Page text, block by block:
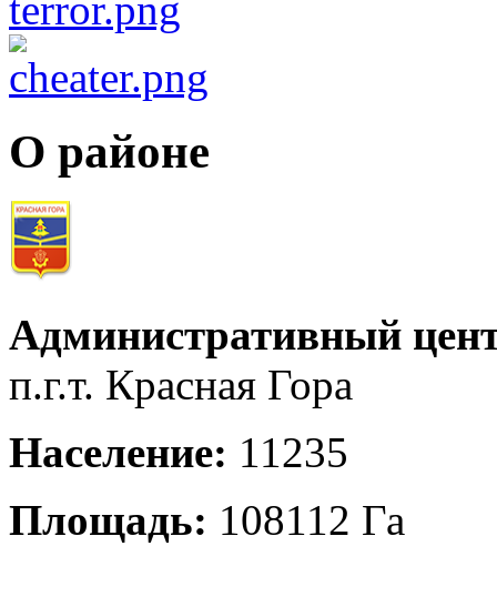
О районе
Административный
п.г.т. Красная Гора
Население: 11235
Площадь: 108112 Га